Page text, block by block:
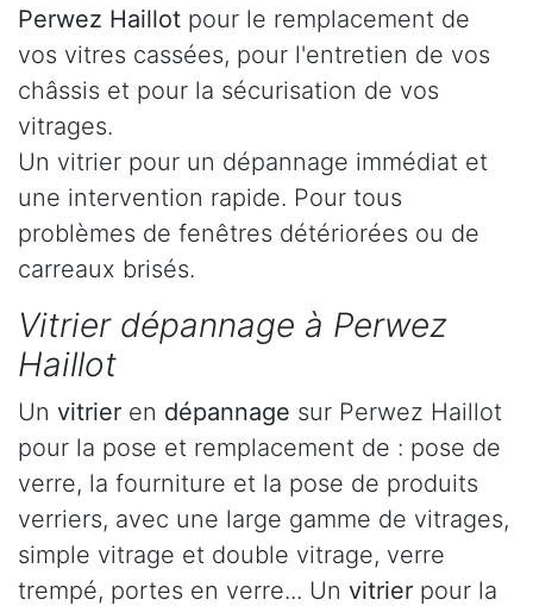
Perwez Haillot pour le remplacement de
vos vitres cassées, pour l'entretien de vos
châssis et pour la sécurisation de vos
vitrages.
Un vitrier pour un dépannage immédiat et
une intervention rapide. Pour tous
problèmes de fenêtres détériorées ou de
carreaux brisés.
Vitrier dépannage à Perwez
Haillot
Un vitrier en dépannage sur Perwez Haillot
pour la pose et remplacement de : pose de
verre, la fourniture et la pose de produits
verriers, avec une large gamme de vitrages,
simple vitrage et double vitrage, verre
trempé, portes en verre... Un vitrier pour la